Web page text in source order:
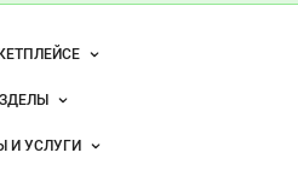
— продукты
Foodretail.ru
рекламы
И УСЛУГИ